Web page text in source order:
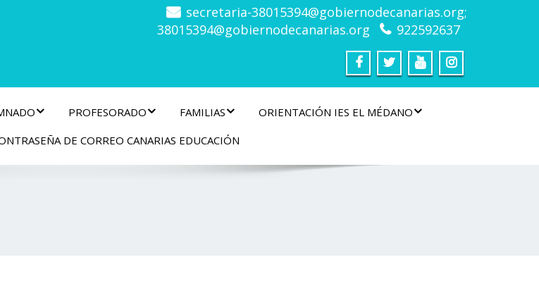
secretaria-38015394@gobiernodecanarias.org;
38015394@gobiernodecanarias.org
922592637
PROFESORADO FAMILIAS
ORIENTACIÓN IES EL MÉDANO
DE CORREO CANARIAS EDUCACIÓN